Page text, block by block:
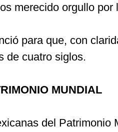
merecido orgullo por
para que, con
de cuatro siglos.
MUNDIAL
del Patrimonio